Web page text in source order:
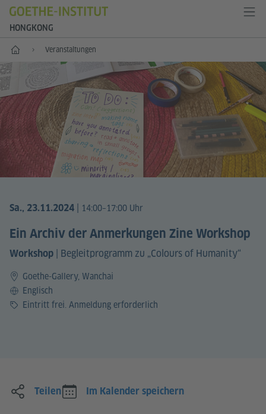
HONGKONG
Start Veran­staltungen
Sa., 23.11.2024 14:00–17:00 Uhr
Ein Archiv der Anmerkungen Zine Workshop
Workshop | Begleitprogramm zu „Colours of Humanity“
Goethe-Gallery, Wanchai
SpracheEnglisch
PreisEintritt frei. Anmeldung erforderlich
Teilen Im Kalender speichern